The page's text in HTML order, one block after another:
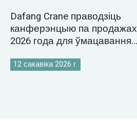
Dafang Crane праводзіць
канферэнцыю па продажах
2026 года для ўмацавання
кранаў
12 сакавіка 2026 г.